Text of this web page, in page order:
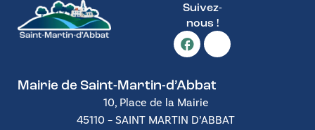
Suivez-
nous !
Mairie de Saint-Martin-d’Abbat
10, Place de la Mairie
45110 – SAINT MARTIN D’ABBAT